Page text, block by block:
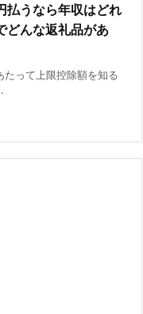
払うなら年収はどれ
どんな返礼品があ
って上限控除額を知る